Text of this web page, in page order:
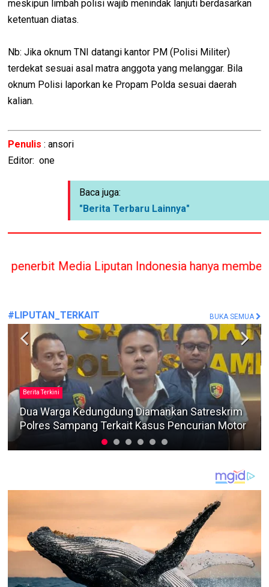
meskipun limbah polisi wajib menindak lanjuti berdasarkan
ketentuan diatas.
Nb: Jika oknum TNI datangi kantor PM (Polisi Militer)
terdekat sesuai asal matra anggota yang melanggar. Bila
oknum Polisi laporkan ke Propam Polda sesuai daerah
kalian.
Penulis : ansori
Editor: one
Baca juga:
"Berita Terbaru Lainnya"
Indonesia hanya memberikan bantuan
#LIPUTAN_TERKAIT BUKA SEMUA
Berita Terkini
Dituntut 4,5 Tahun Penjara, Direktur PT Cahaya
Agung Perdana Sebut Proyek Banjir Pacitan
Terkendala Situasi COVID-19